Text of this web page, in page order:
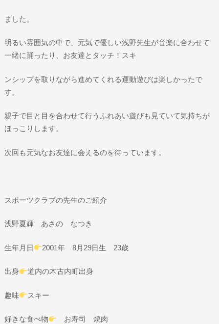
ました。
明るい雰囲気の中で、元気で優しい浅野先生が音楽に合わせて
一緒に踊ったり、お友達とタッチ！スキ
ンシップを取りながら進めてくれる運動遊びは楽しかったで
す。
親子で目と目を合わせて行うふれあい遊びも見ていて気持ちが
ほっこりします。
次回も元気なお友達に会えるのを待っています。
スポーツクラブの先生のご紹介
浅野夏輝 あさの なつき
生年月日 2001年 8月29日生 23歳
出身 道内の木古内町出身
趣味 スキー
好きな食べ物 お寿司 焼肉